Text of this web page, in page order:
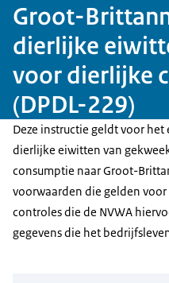
Groot-
dierlijke
voor dierlijke
(DPDL-229)
Deze instructie geldt voor
dierlijke eiwitten van
consumptie naar Groot-
voorwaarden die gelden
controles die de NVWA
gegevens die het